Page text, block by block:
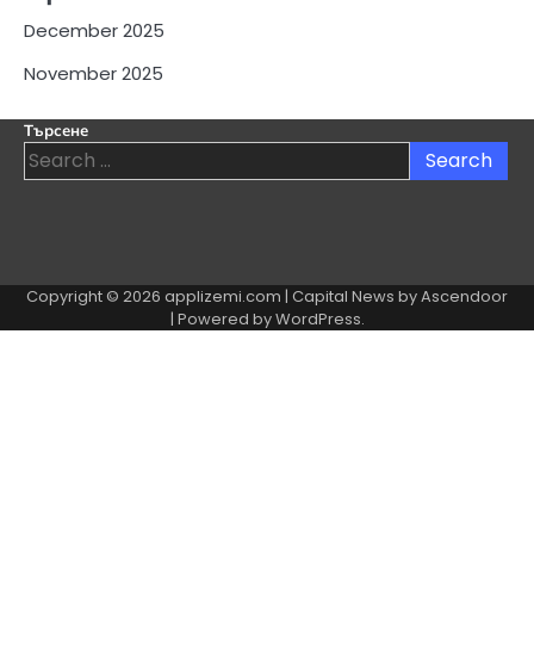
December 2025
November 2025
Търсене
Search
for:
Copyright © 2026 applizemi.com | Capital News byAscendoor
| Powered byWordPress.